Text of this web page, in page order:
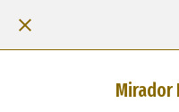
Mirador